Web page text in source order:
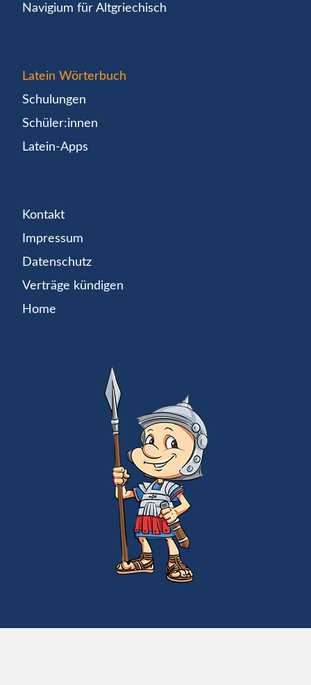
Navigium für Altgriechisch
Latein Wörterbuch
Schulungen
Schüler:innen
Latein-Apps
Kontakt
Impressum
Datenschutz
Verträge kündigen
Home